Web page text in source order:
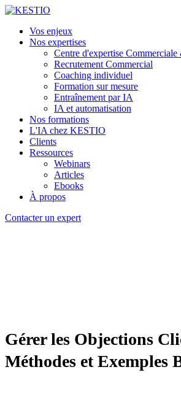
Vos enjeux
Nos expertises
Centre d'expertise
Recrutement Commercial
Coaching individuel
Formation sur mesure
Entraînement par IA
IA et automatisation
Nos formations
L'IA chez KESTIO
Clients
Ressources
Webinars
Articles
Ebooks
À propos
Contacter un expert
Gérer les Objections
Méthodes et Exemples